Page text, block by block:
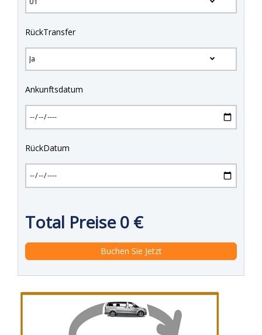
RückTransfer
Ankunftsdatum
RückDatum
Total Preise0 €